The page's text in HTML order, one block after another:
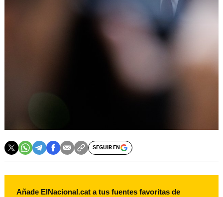
SEGUIR EN
Añade ElNacional.cat a tus fuentes favoritas de